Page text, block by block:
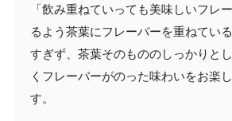
「飲み重ねていっても美味しいフレ
るよう茶葉にフレーバーを重ねてい
すぎず、茶葉そのもののしっかりと
くフレーバーがのった味わいをお楽
す。